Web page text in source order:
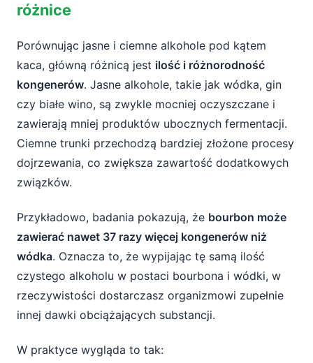
różnice
Porównując jasne i ciemne alkohole pod kątem
kaca, główną różnicą jest ilość i różnorodność
kongenerów. Jasne alkohole, takie jak wódka, gin
czy białe wino, są zwykle mocniej oczyszczane i
zawierają mniej produktów ubocznych fermentacji.
Ciemne trunki przechodzą bardziej złożone procesy
dojrzewania, co zwiększa zawartość dodatkowych
związków.
Przykładowo, badania pokazują, że bourbon może
zawierać nawet 37 razy więcej kongenerów niż
wódka. Oznacza to, że wypijając tę samą ilość
czystego alkoholu w postaci bourbona i wódki, w
rzeczywistości dostarczasz organizmowi zupełnie
innej dawki obciążających substancji.
W praktyce wygląda to tak: